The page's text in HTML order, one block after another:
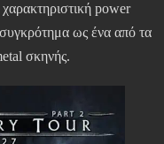
power
ως ένα από τα
σκηνής.